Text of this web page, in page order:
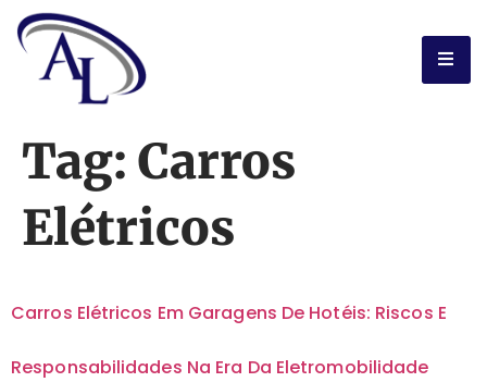
Tag: Carros
Elétricos
Carros Elétricos Em Garagens De Hotéis: Riscos E
Responsabilidades Na Era Da Eletromobilidade